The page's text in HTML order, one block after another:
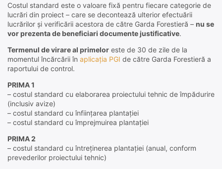
Costul standard este o valoare fixă pentru fiecare categorie de
lucrări din proiect – care se decontează ulterior efectuării
lucrărilor și verificării acestora de către Garda Forestieră – nu se
vor prezenta de beneficiari documente justificative.
Termenul de virare al primelor este de 30 de zile de la
momentul încărcării în aplicația PGI de către Garda Forestieră a
raportului de control.
PRIMA 1
– costul standard cu elaborarea proiectului tehnic de împădurire
(inclusiv avize)
– costul standard cu înființarea plantației
– costul standard cu împrejmuirea plantației
PRIMA 2
– costul standard cu întreținerea plantației (anual, conform
prevederilor proiectului tehnic)